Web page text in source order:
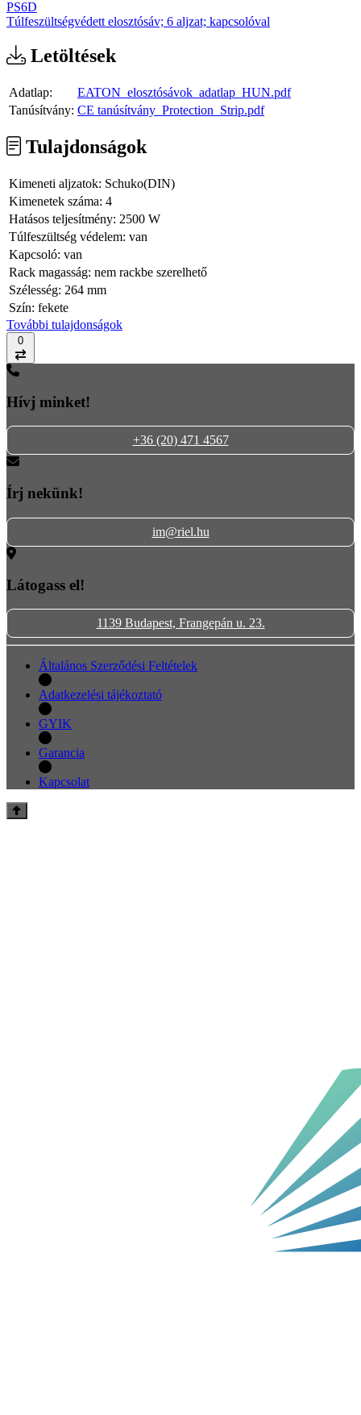
PS6D
Túlfeszültségvédett elosztósáv; 6 aljzat; kapcsolóval
Letöltések
Adatlap:
EATON_elosztósávok_adatlap_HUN.pdf
Tanúsítvány: CE tanúsítvány_Protection_Strip.pdf
Tulajdonságok
Kimeneti aljzatok: Schuko(DIN)
Kimenetek száma: 4
Hatásos teljesítmény: 2500 W
Túlfeszültség védelem: van
Kapcsoló: van
Rack magasság: nem rackbe szerelhető
Szélesség: 264 mm
Szín: fekete
További tulajdonságok
0
Hívj minket!
+36 (20) 471 4567
Írj nekünk!
im@riel.hu
Látogass el!
1139 Budapest, Frangepán u. 23.
Általános Szerződési Feltételek
Adatkezelési tájékoztató
GYIK
Garancia
Kapcsolat